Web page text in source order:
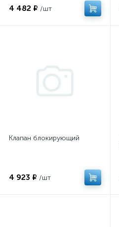
4 482 ₽ /шт
Клапан блокирующий
4 923 ₽ /шт